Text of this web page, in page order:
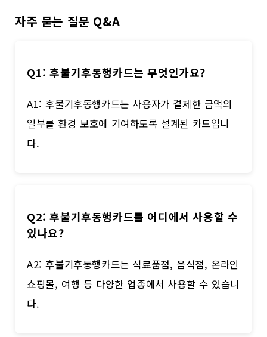
자주 묻는 질문 Q&A
Q1: 후불기후동행카드는 무엇인가요?
A1: 후불기후동행카드는 사용자가 결제한 금액의
일부를 환경 보호에 기여하도록 설계된 카드입니
다.
Q2: 후불기후동행카드를 어디에서 사용할 수
있나요?
A2: 후불기후동행카드는 식료품점, 음식점, 온라인
쇼핑몰, 여행 등 다양한 업종에서 사용할 수 있습니
다.